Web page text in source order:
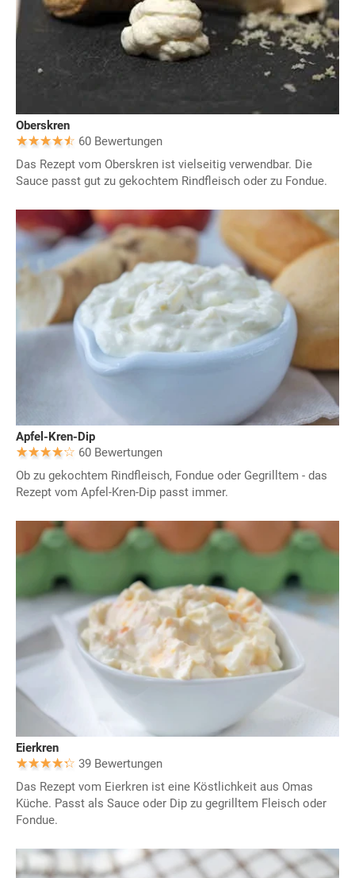
Oberskren
60 Bewertungen
Das Rezept vom Oberskren ist vielseitig verwendbar. Die
Sauce passt gut zu gekochtem Rindfleisch oder zu Fondue.
Apfel-Kren-Dip
60 Bewertungen
Ob zu gekochtem Rindfleisch, Fondue oder Gegrilltem - das
Rezept vom Apfel-Kren-Dip passt immer.
Eierkren
39 Bewertungen
Das Rezept vom Eierkren ist eine Köstlichkeit aus Omas
Küche. Passt als Sauce oder Dip zu gegrilltem Fleisch oder
Fondue.